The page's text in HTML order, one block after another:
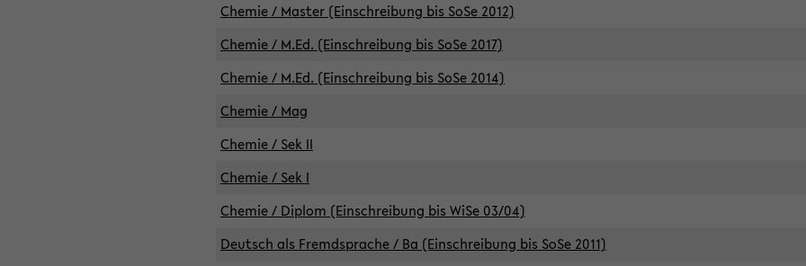
Chemie / Master (Einschreibung bis SoSe 2012)
Chemie / M.Ed. (Einschreibung bis SoSe 2017)
Chemie / M.Ed. (Einschreibung bis SoSe 2014)
Chemie / Mag
Chemie / Sek II
Chemie / Sek I
Chemie / Diplom (Einschreibung bis WiSe 03/04)
Deutsch als Fremdsprache / Ba (Einschreibung bis SoSe 2011)